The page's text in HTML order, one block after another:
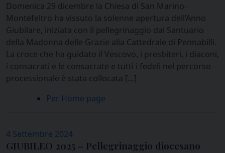
Domenica 29 dicembre la Chiesa di San Marino-
Montefeltro ha vissuto la solenne apertura dell’Anno
Giubilare, iniziata con il pellegrinaggio dal Santuario
della Madonna delle Grazie alla Cattedrale di Pennabilli.
La croce che ha guidato il Vescovo, i presbiteri, i diaconi,
i consacrati e le consacrate e tutti i fedeli nel percorso
processionale è stata collocata […]
Per Home page
4 Settembre 2024
GIUBILEO 2025 – Pellegrinaggio diocesano